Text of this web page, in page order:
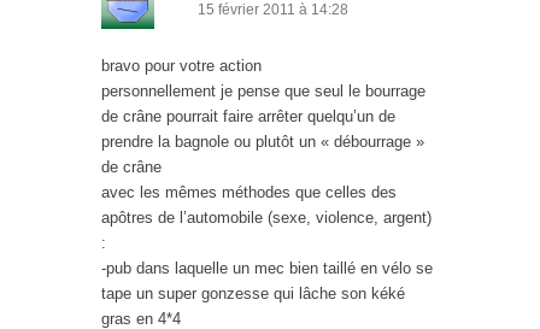
15 février 2011 à 14:28
bravo pour votre action
personnellement je pense que seul le bourrage
de crâne pourrait faire arrêter quelqu’un de
prendre la bagnole ou plutôt un « débourrage »
de crâne
avec les mêmes méthodes que celles des
apôtres de l’automobile (sexe, violence, argent)
:
-pub dans laquelle un mec bien taillé en vélo se
tape un super gonzesse qui lâche son kéké
gras en 4*4